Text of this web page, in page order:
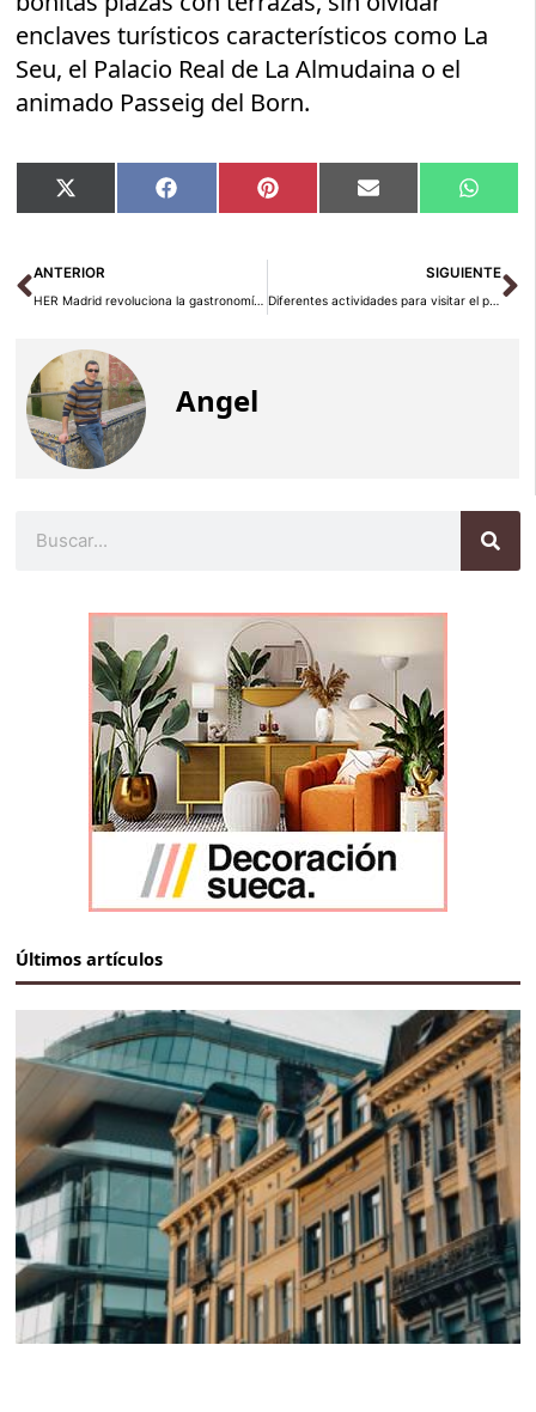
enclaves turísticos característicos como La
Seu, el Palacio Real de La Almudaina o el
animado Passeig del Born.
Compartir
en
X
(Twitter)
Compartir
en
Facebook Compartir
en
Pinterest Compartir
en
Email
en
Ant
ANTERIOR
HER Madrid revoluciona la gastronomía con su nueva carta de sabores mediterráneos y mexicanos
SIGUIENTE
Diferentes actividades para visitar el paisaje urbano sostenible de Filadelfia
Angel
Últimos artículos